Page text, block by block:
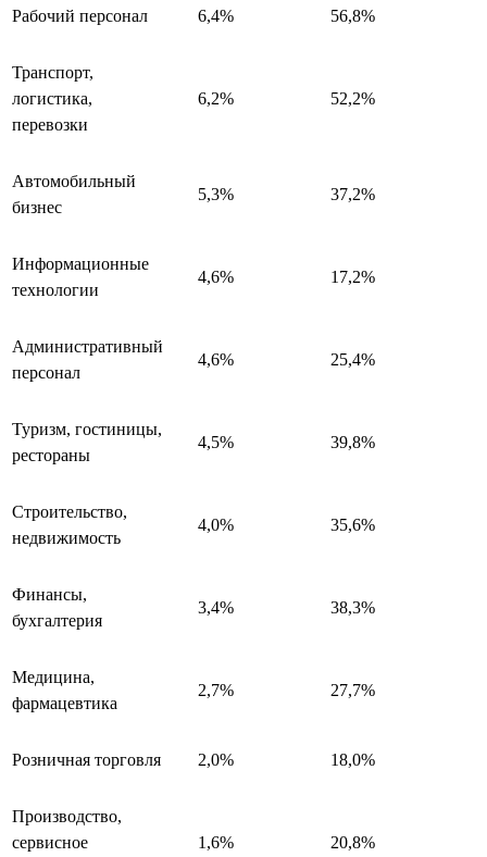
Рабочий персонал 6,4% 56,8%
Транспорт,
логистика,
перевозки
6,2% 52,2%
Автомобильный
бизнес
5,3% 37,2%
Информационные
технологии
4,6% 17,2%
Административный
персонал
4,6% 25,4%
Туризм, гостиницы,
рестораны
4,5% 39,8%
Строительство,
недвижимость
4,0% 35,6%
Финансы,
бухгалтерия
3,4% 38,3%
Медицина,
фармацевтика
2,7% 27,7%
Розничная торговля 2,0% 18,0%
Производство,
сервисное
1,6% 20,8%